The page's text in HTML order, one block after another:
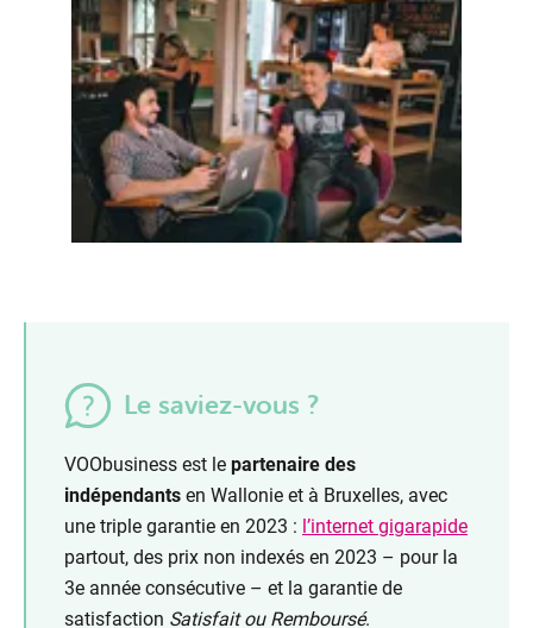
Le saviez-vous ?
VOObusiness est lepartenaire des
indépendantsen Wallonie et à Bruxelles, avec
une triple garantie en 2023 : l’internet gigarapide
partout, des prix non indexés en 2023 – pour la
3e année consécutive – et la garantie de
satisfaction Satisfait ou Remboursé.